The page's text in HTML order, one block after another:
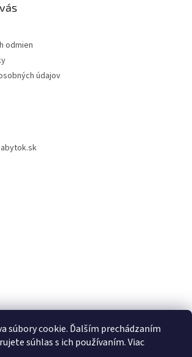
súbory cookie. Ďalším prechádzaním
súhlas s ich používaním. Viac
odmien
údajov
0KS / €0